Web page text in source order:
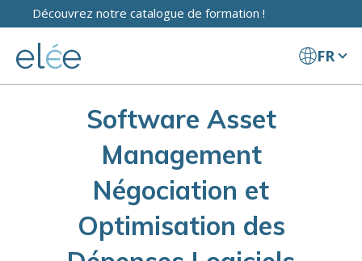
Découvrez notre catalogue de formation !
FR
Software Asset
Management
Négociation et
Optimisation des